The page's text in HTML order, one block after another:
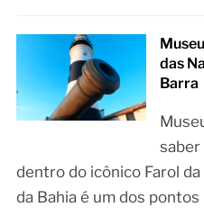
das
Barra
dentro do icônico Farol
da Bahia é um dos pontos